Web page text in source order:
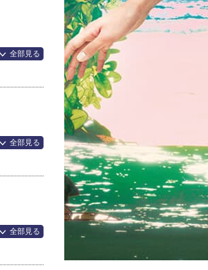
全部見る
全部見る
全部見る